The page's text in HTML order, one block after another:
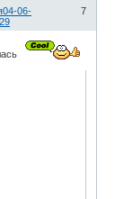
7
04-06-